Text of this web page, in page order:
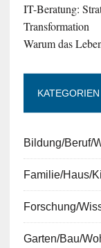
IT-Beratung:
Transformation
Warum das
KATEGORIEN
Bildung/Beruf/
Familie/Haus/
Forschung/
Garten/Bau/